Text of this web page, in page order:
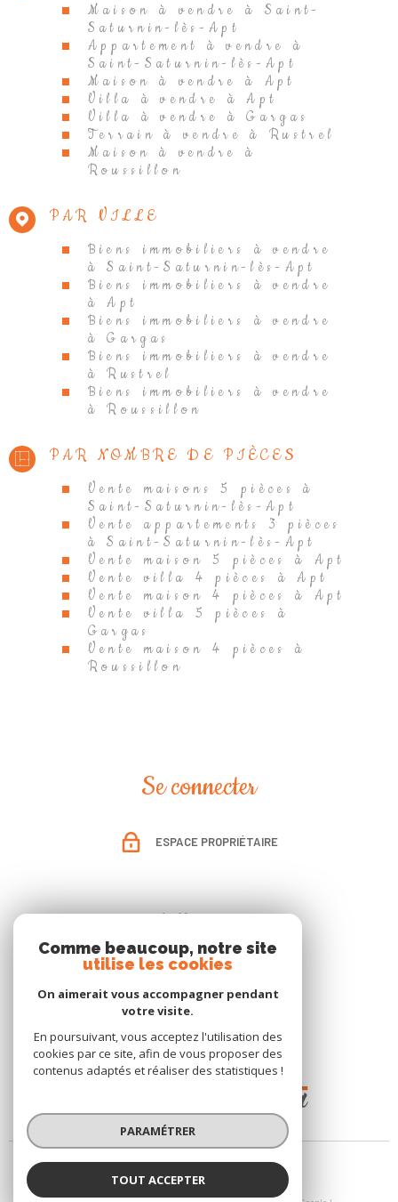
Maison à vendre à Saint-
Saturnin-lès-Apt
Appartement à vendre à
Saint-Saturnin-lès-Apt
Maison à vendre à Apt
Villa à vendre à Apt
Villa à vendre à Gargas
Terrain à vendre à Rustrel
Maison à vendre à
Roussillon
PAR VILLE
Biens immobiliers à vendre
à Saint-Saturnin-lès-Apt
Biens immobiliers à vendre
à Apt
Biens immobiliers à vendre
à Gargas
Biens immobiliers à vendre
à Rustrel
Biens immobiliers à vendre
à Roussillon
PAR NOMBRE DE PIÈCES
Vente maisons 5 pièces à
Saint-Saturnin-lès-Apt
Vente appartements 3 pièces
à Saint-Saturnin-lès-Apt
Vente maison 5 pièces à Apt
Vente villa 4 pièces à Apt
Vente maison 4 pièces à Apt
Vente villa 5 pièces à
Gargas
Vente maison 4 pièces à
Roussillon
Se connecter
ESPACE PROPRIÉTAIRE
Adhérents
Comme beaucoup, notre site
utilise les cookies
On aimerait vous accompagner pendant
votre visite.
En poursuivant, vous acceptez l'utilisation des
cookies par ce site, afin de vous proposer des
contenus adaptés et réaliser des statistiques !
PARAMÉTRER
TOUT ACCEPTER